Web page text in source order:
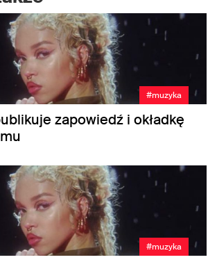
#muzyka
zapowiedź i okładkę
#muzyka